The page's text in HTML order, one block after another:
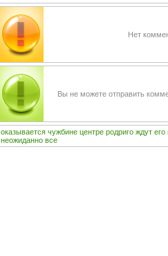
Нет
Вы не можете отправить
оказывается чужбине центре родриго ждут его
неожиданно все